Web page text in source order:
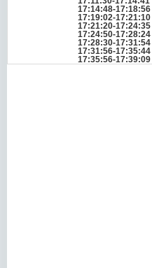
17:14:48-17:18:56
17:19:02-17:21:10
17:21:20-17:24:35
17:24:50-17:28:24
17:28:30-17:31:54
17:31:56-17:35:44
17:35:56-17:39:09